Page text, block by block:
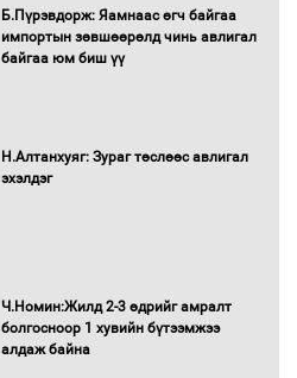
худалдан авах журмыг баталлаа
шилжиж, найр наадам, зөвлөгөөн,
гадаад томилолтыг хориглолоо
Б.Пүрэвдорж: Яамнаас өгч байгаа
импортын зөвшөөрөлд чинь авлигал
байгаа юм биш үү
Н.Алтанхуяг: Зураг төслөөс авлигал
эхэлдэг
Ч.Номин:Жилд 2-3 өдрийг амралт
болгосноор 1 хувийн бүтээмжээ
алдаж байна